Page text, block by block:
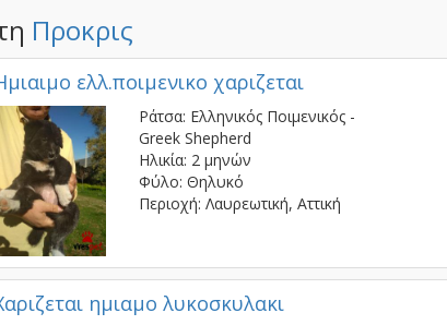
Προκρις
ελλ.ποιμενικο χαριζεται
Ράτσα: Ελληνικός Ποιμενικός -
Greek Shepherd
Ηλικία: 2 μηνών
Φύλο: Θηλυκό
Περιοχή: Λαυρεωτική, Αττική
ημιαμο λυκοσκυλακι